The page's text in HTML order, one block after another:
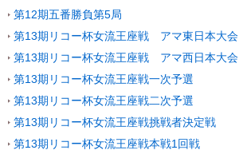
第12期五番勝負第5局
第13期リコー杯女流王座戦 アマ東日本大会
第13期リコー杯女流王座戦 アマ西日本大会
第13期リコー杯女流王座戦一次予選
第13期リコー杯女流王座戦二次予選
第13期リコー杯女流王座戦挑戦者決定戦
第13期リコー杯女流王座戦本戦1回戦